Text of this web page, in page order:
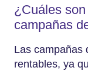
¿Cuáles
campañas
Las campañas
rentables, ya